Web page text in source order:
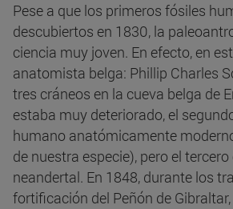
Pese a que los primeros fósiles
descubiertos en 1830, la
ciencia muy joven. En efecto, en
anatomista belga: Phillip Charles
tres cráneos en la cueva belga de
estaba muy deteriorado, el
humano anatómicamente
de nuestra especie), pero el
neandertal. En 1848, durante los
fortificación del Peñón de